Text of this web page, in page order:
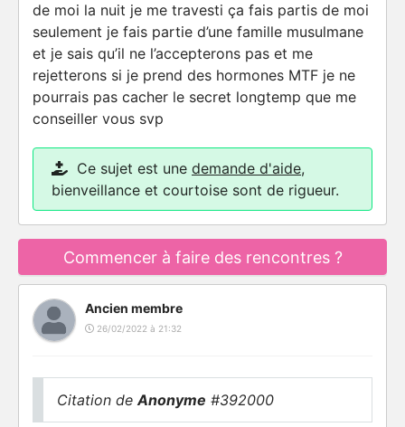
de moi la nuit je me travesti ça fais partis de moi
seulement je fais partie d’une famille musulmane
et je sais qu’il ne l’accepterons pas et me
rejetterons si je prend des hormones MTF je ne
pourrais pas cacher le secret longtemp que me
conseiller vous svp
Ce sujet est une demande d'aide,
bienveillance et courtoise sont de rigueur.
Commencer à faire des rencontres ?
Ancien membre
26/02/2022 à 21:32
Citation deAnonyme #392000